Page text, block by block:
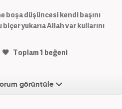
boşa düşüncesi kendi başını
yukarıa Allah var kullarını
Toplam1 beğeni
görüntüle